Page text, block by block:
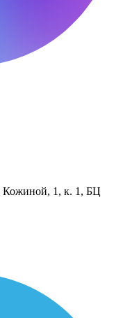
Кожиной, 1, к. 1, БЦ